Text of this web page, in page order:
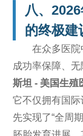
八、
的终极建
在众多医
成功率保障、
斯坦 - 美国生殖
它不仅拥有国
先实现了“全周